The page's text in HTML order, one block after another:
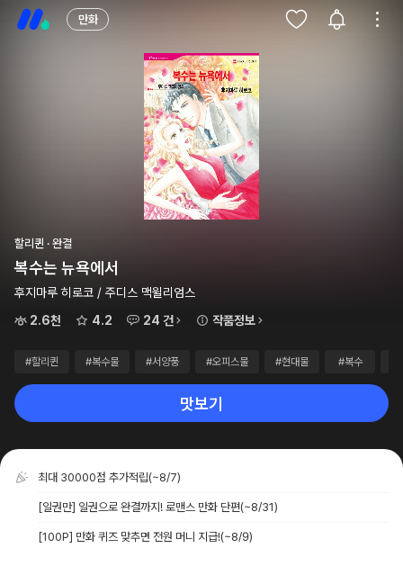
만화
할리퀸 · 완결
복수는 뉴욕에서
후지마루 히로코 / 주디스 맥윌리엄스
2.6천
4.2 24 건 작품정보
#할리퀸 #복수물 #서양풍 #오피스물 #현대물 #복수
맛보기
최대 30000점 추가적립(~8/7)
[일권만] 일권으로 완결까지! 로맨스 만화 단편(~8/31)
[100P] 만화 퀴즈 맞추면 전원 머니 지급!(~8/9)